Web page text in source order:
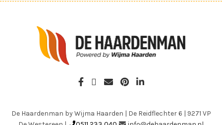
De Haardenman by Wijma Haarden | De Reidflechter 6 | 9271 VP